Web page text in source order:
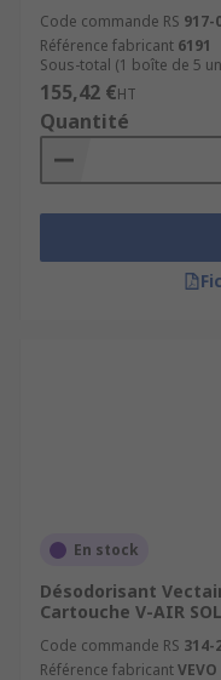
Code commande RS 917-
Référence fabricant 6191
Sous-total (1 boîte de 5
155,42 €HT
Quantité
En stock
Désodorisant
Cartouche V-AIR
Code commande RS 314-
Référence fabricantVEVO